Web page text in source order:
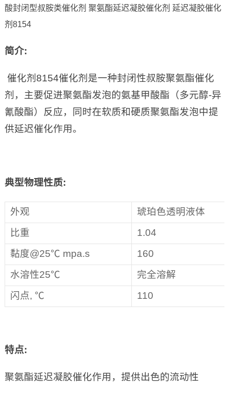
酸封闭型叔胺类催化剂 聚氨酯延迟凝胶催化剂 延迟凝胶催化
剂8154
简介:
催化剂8154催化剂是一种封闭性叔胺聚氨酯催化
剂，主要促进聚氨酯发泡的氨基甲酸酯（多元醇-异
氰酸酯）反应，同时在软质和硬质聚氨酯发泡中提
供延迟催化作用。
典型物理性质:
外观
琥珀色透明液体
比重
1.04
黏度@25℃ mpa.s
160
水溶性25℃
完全溶解
闪点, ℃
110
特点:
聚氨酯延迟凝胶催化作用，提供出色的流动性